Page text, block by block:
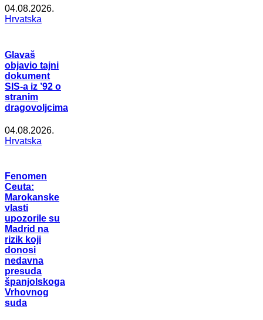
04.08.2026.
Hrvatska
Glavaš
objavio tajni
dokument
SIS-a iz ’92 o
stranim
dragovoljcima
04.08.2026.
Hrvatska
Fenomen
Ceuta:
Marokanske
vlasti
upozorile su
Madrid na
rizik koji
donosi
nedavna
presuda
španjolskoga
Vrhovnog
suda